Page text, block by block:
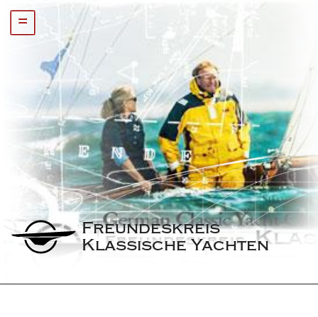
=
Freundeskreis
Klassische Yachten